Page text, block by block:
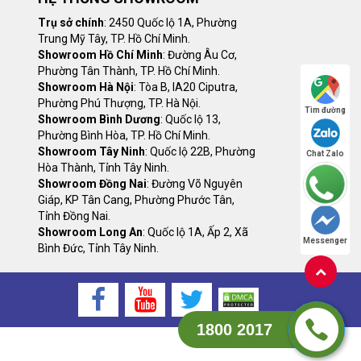
Trụ sở chính: 2450 Quốc lộ 1A, Phường
Trung Mỹ Tây, TP. Hồ Chí Minh.
Showroom Hồ Chí Minh: Đường Âu Cơ,
Phường Tân Thành, TP. Hồ Chí Minh.
Showroom Hà Nội: Tòa B, IA20 Ciputra,
Phường Phú Thượng, TP. Hà Nội.
Showroom Bình Dương: Quốc lộ 13,
Phường Bình Hòa, TP. Hồ Chí Minh.
Showroom Tây Ninh: Quốc lộ 22B, Phường
Hòa Thành, Tỉnh Tây Ninh.
Showroom Đồng Nai: Đường Võ Nguyên
Giáp, KP Tân Cang, Phường Phước Tân,
Tỉnh Đồng Nai.
Showroom Long An: Quốc lộ 1A, Ấp 2, Xã
Bình Đức, Tỉnh Tây Ninh.
1800 2017
Tìm đường
Chat Zalo
Messenger